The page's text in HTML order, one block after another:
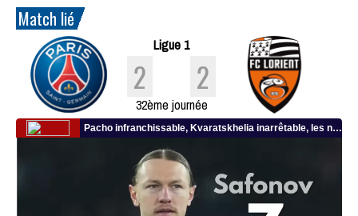
Match lié
Ligue 1
2 2
32ème journée